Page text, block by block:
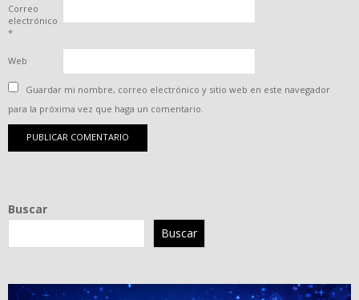
Correo
electrónico
*
Web
Guardar mi nombre, correo electrónico y sitio web en este navegador
para la próxima vez que haga un comentario.
Buscar
Buscar